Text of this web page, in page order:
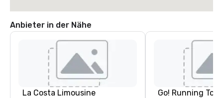
Anbieter in der Nähe
La Costa Limousine Go! Running